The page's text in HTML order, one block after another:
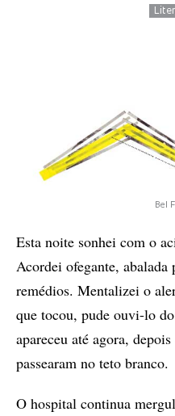
Bel
Esta noite sonhei com o
Acordei ofegante,
remédios. Mentalizei o
que tocou, pude ouvi-lo
apareceu até agora,
passearam no teto branco.
O hospital continua